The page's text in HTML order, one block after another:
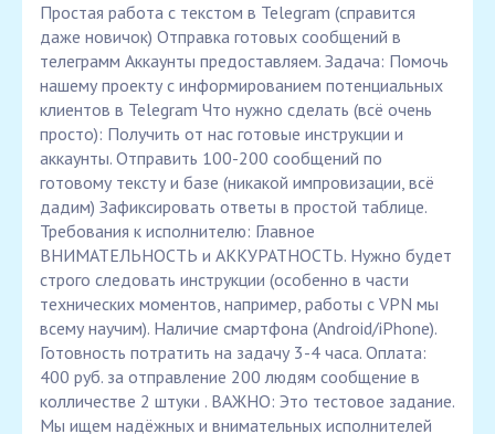
Простая работа с текстом в Telegram (справится
даже новичок) Отправка готовых сообщений в
телеграмм Аккаунты предоставляем. Задача: Помочь
нашему проекту с информированием потенциальных
клиентов в Telegram Что нужно сделать (всё очень
просто): Получить от нас готовые инструкции и
аккаунты. Отправить 100-200 сообщений по
готовому тексту и базе (никакой импровизации, всё
дадим) Зафиксировать ответы в простой таблице.
Требования к исполнителю: Главное
ВНИМАТЕЛЬНОСТЬ и АККУРАТНОСТЬ. Нужно будет
строго следовать инструкции (особенно в части
технических моментов, например, работы с VPN мы
всему научим). Наличие смартфона (Android/iPhone).
Готовность потратить на задачу 3-4 часа. Оплата:
400 руб. за отправление 200 людям сообщение в
колличестве 2 штуки . ВАЖНО: Это тестовое задание.
Мы ищем надёжных и внимательных исполнителей